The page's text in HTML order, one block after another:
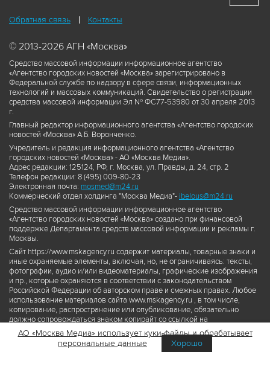
Обратная связь Контакты
© 2013-2026 АГН «Москва»
Средство массовой информации информационное агентство
«Агентство городских новостей «Москва» зарегистрировано в
Федеральной службе по надзору в сфере связи, информационных
технологий и массовых коммуникаций. Свидетельство о регистрации
средства массовой информации Эл № ФС77-53980 от 30 апреля 2013
г.
Главный редактор информационного агентства «Агентство городских
новостей «Москва» А.Б. Воронченко.
Учредитель и редакция информационного агентства «Агентство
городских новостей «Москва» - АО «Москва Медиа».
Адрес редакции: 125124, РФ, г. Москва, ул. Правды, д. 24, стр. 2
Телефон редакции: 8 (495) 009-80-23
Электронная почта: mosmed@m24.ru
Коммерческий отдел холдинга "Москва Медиа"- ibelous@m24.ru
Средство массовой информации информационное агентство
«Агентство городских новостей «Москва» создано при финансовой
поддержке Департамента средств массовой информации и рекламы г.
Москвы.
Сайт https://www.mskagency.ru содержит материалы, товарные знаки и
иные охраняемые элементы, включая, но, не ограничиваясь: тексты,
фотографии, аудио и/или видеоматериалы, графические изображения
и пр., которые охраняются в соответствии с законодательством
Российской Федерации об авторском праве и смежных правах. Любое
использование материалов сайта www.mskagency.ru , в том числе,
копирование, распространение или опубликование, обязательно
должно сопровождаться знаком копирайт со ссылкой на
правообладателя © АО «Москва Медиа», а также гиперссылкой на сайт
www.mskagency.ru как на первоисточник информации. Переработка
материалов сайта www.mskagency.ru не допускается.
АО «Москва Медиа» использует куки-файлы и обрабатывает
персональные данные
Хорошо